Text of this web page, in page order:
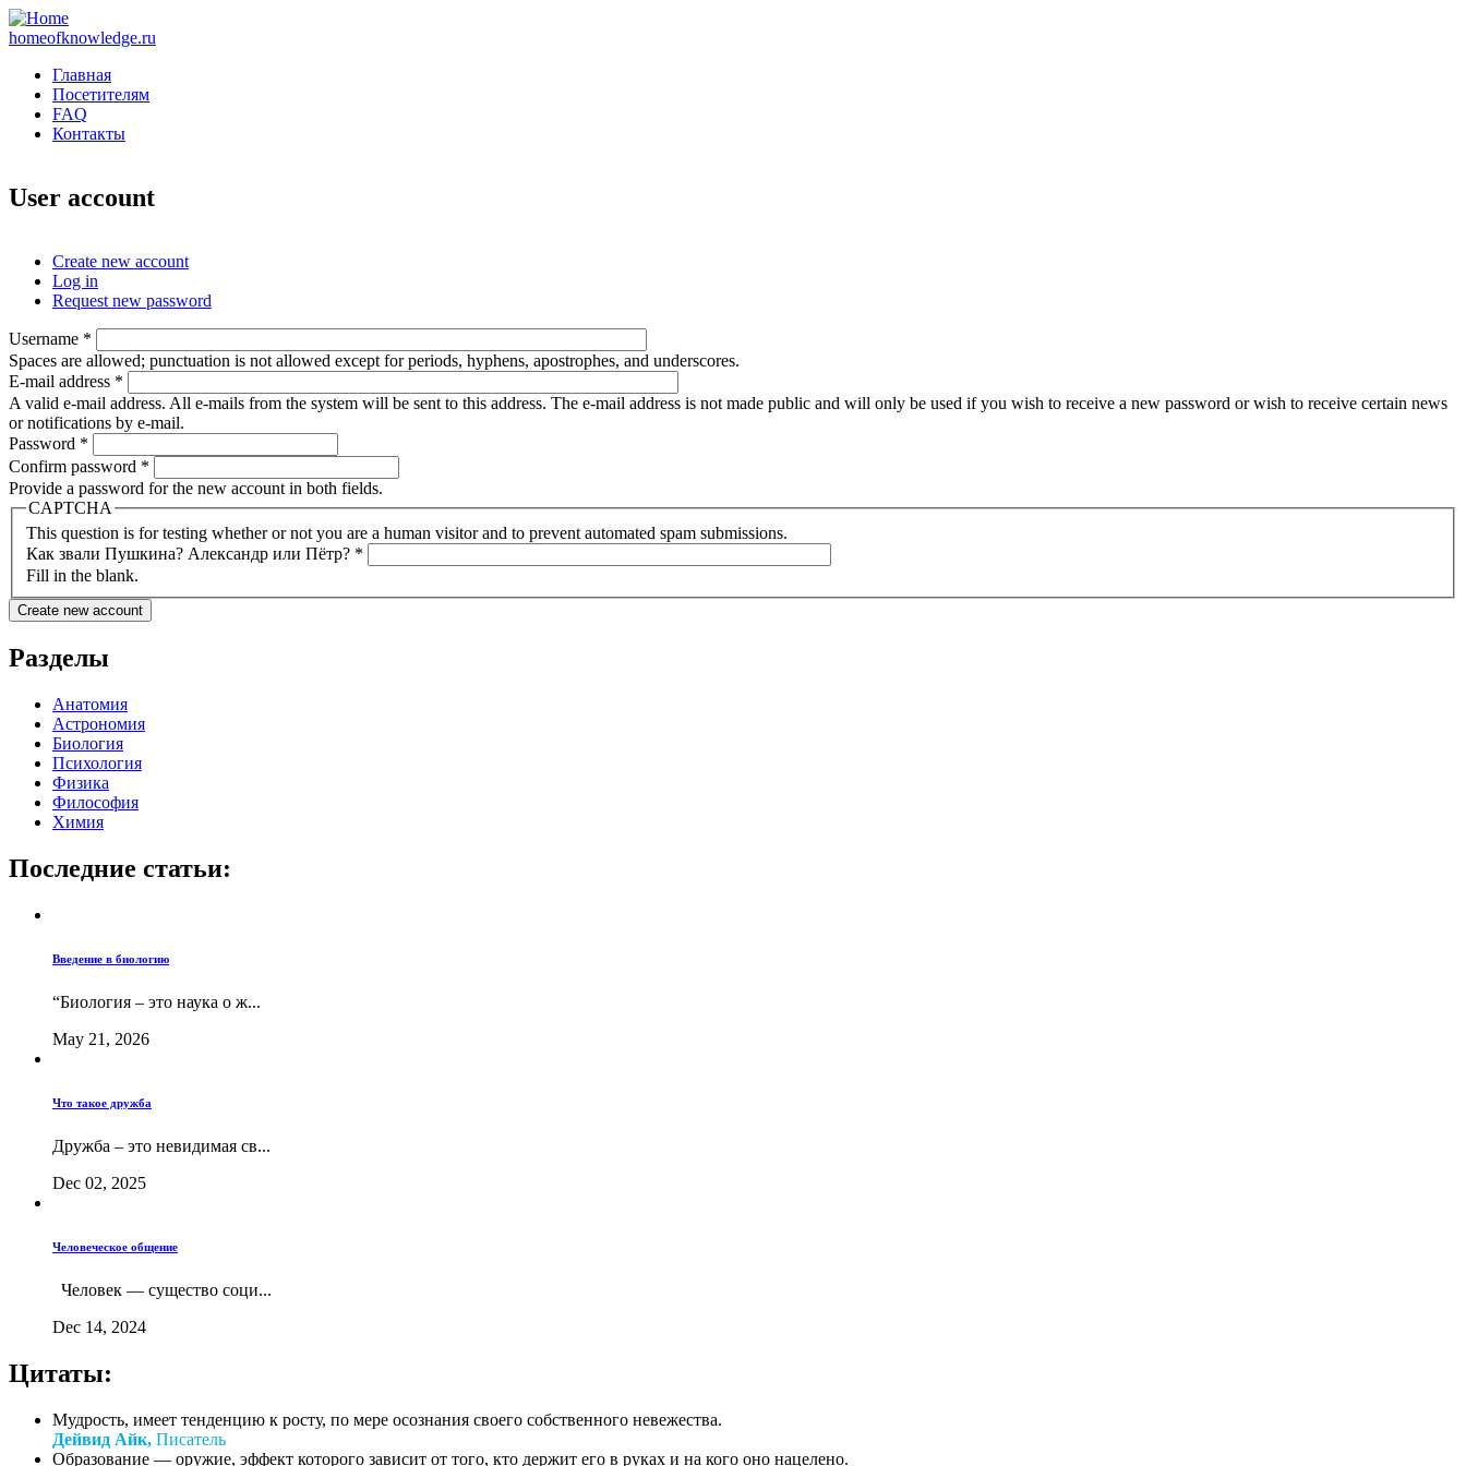
homeofknowledge.ru
Главная
Посетителям
FAQ
Контакты
User account
Primary tabs
Create new account
Log in
Request new password
Username *
Spaces are allowed; punctuation is not allowed except for periods, hyphens, apostrophes, and underscores.
E-mail address *
A valid e-mail address. All e-mails from the system will be sent to this address. The e-mail address is not made public and will only be used if you wish to receive a new password or wish to receive certain news
or notifications by e-mail.
Password *
Confirm password *
Provide a password for the new account in both fields.
CAPTCHA
This question is for testing whether or not you are a human visitor and to prevent automated spam submissions.
Как звали Пушкина? Александр или Пётр? *
Fill in the blank.
Разделы
Анатомия
Астрономия
Биология
Психология
Физика
Философия
Химия
Последние статьи:
Введение в биологию
“Биология – это наука о ж...
May 21, 2026
Что такое дружба
Дружба – это невидимая св...
Dec 02, 2025
Человеческое общение
Человек — существо соци...
Dec 14, 2024
Цитаты:
Мудрость, имеет тенденцию к росту, по мере осознания своего собственного невежества.
Дейвид Айк, Писатель
Образование — оружие, эффект которого зависит от того, кто держит его в руках и на кого оно нацелено.